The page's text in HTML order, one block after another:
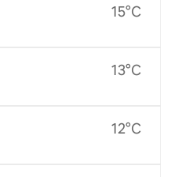
15°C
13°C
12°C